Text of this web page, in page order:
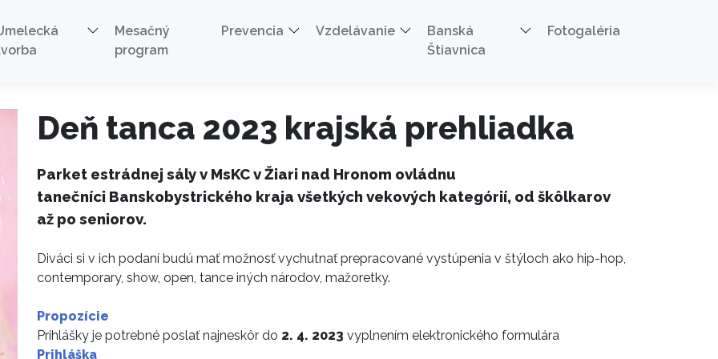
Mesačný
program
Prevencia Vzdelávanie
Banská
Štiavnica
Fotogaléria
prehliadka
Deň tanca 2023 krajská prehliadka
Parket estrádnej sály v MsKC v Žiari nad Hronom ovládnu
tanečníci Banskobystrického kraja všetkých vekových kategórií, od škôlkarov
až po seniorov.
Diváci si v ich podaní budú mať možnosť vychutnať prepracované vystúpenia v štýloch ako hip-hop,
contemporary, show, open, tance iných národov, mažoretky.
Propozície
Prihlášky je potrebné poslať najneskôr do 2. 4. 2023 vyplnením elektronického formulára
Prihláška